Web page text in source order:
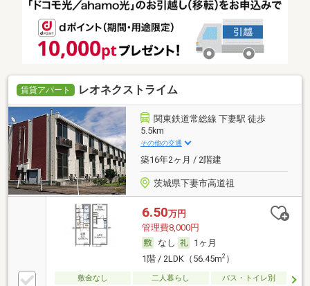
賃貸アパート レオネクストライム
関東鉄道常総線 下妻駅 徒歩
5.5km
その他の交通
築16年2ヶ月 / 2階建
茨城県下妻市高道祖
6.50万円
管理費8,000円
なし
1ヶ月
1階 / 2LDK（56.45m2）
敷金なし 二人暮らし バス・トイレ別